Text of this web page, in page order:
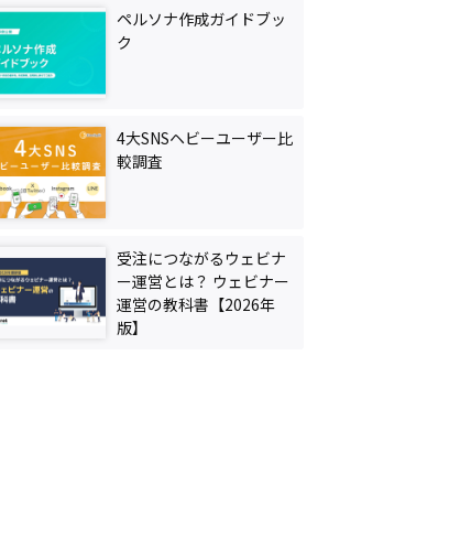
ペルソナ作成ガイドブッ
ク
4大SNSヘビーユーザー比
較調査
受注につながるウェビナ
ー運営とは？ ウェビナー
運営の教科書【2026年
版】